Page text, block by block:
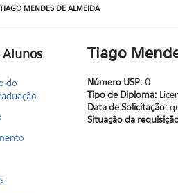
TIAGO MENDES DE ALMEIDA
Alunos
do
Tiago
Número USP: 0
Tipo de Diploma:
Data de Solicitação:
Situação da